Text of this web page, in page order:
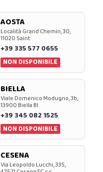
AOSTA
Località Grand Chemin, 30,
11020 Saint
+39 335 577 0655
NON DISPONIBILE
BIELLA
Viale Domenico Modugno, 3b,
13900 Biella BI
+39 345 082 1525
NON DISPONIBILE
CESENA
Via Leopoldo Lucchi, 335,